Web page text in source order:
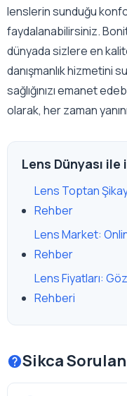
lenslerin sunduğu
faydalanabilirsiniz.
dünyada sizlere en
danışmanlık hizmetini
sağlığınızı emanet
olarak, her zaman
Lens Dünyası
Lens Toptan
Rehber
Lens Market:
Rehber
Lens Fiyatları: Göz
Rehberi
Sikca